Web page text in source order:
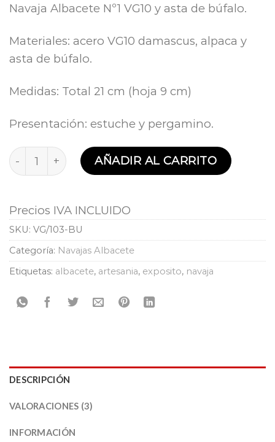
valoraciones
Navaja Albacete Nº1 VG10 y asta de búfalo.
Materiales: acero VG10 damascus, alpaca y
asta de búfalo.
Medidas: Total 21 cm (hoja 9 cm)
Presentación: estuche y pergamino.
Navaja Albacete Nº1 VG10 y asta de búfalo
AÑADIR AL CARRITO
Precios IVA INCLUIDO
SKU: VG/103-BU
Categoría: Navajas Albacete
Etiquetas: albacete, artesania, exposito, navaja
DESCRIPCIÓN
VALORACIONES (3)
INFORMACIÓN